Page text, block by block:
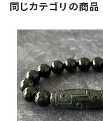
同じカテゴリの商品